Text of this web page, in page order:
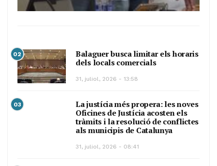
02
Balaguer busca limitar els horaris
dels locals comercials
31, juliol, 2026 - 13:58
03
La justícia més propera: les noves
Oficines de Justícia acosten els
tràmits i la resolució de conflictes
als municipis de Catalunya
31, juliol, 2026 - 08:41